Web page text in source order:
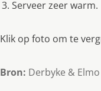
Serveer zeer warm.
Klik op foto om te
Bron: Derbyke & Elmo